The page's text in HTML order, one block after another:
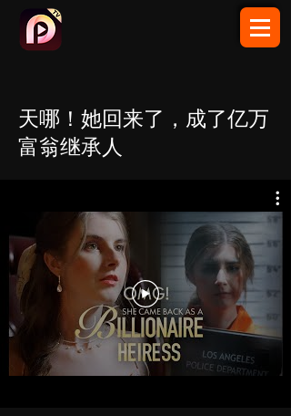
天哪！她回来了，成了亿万
富翁继承人